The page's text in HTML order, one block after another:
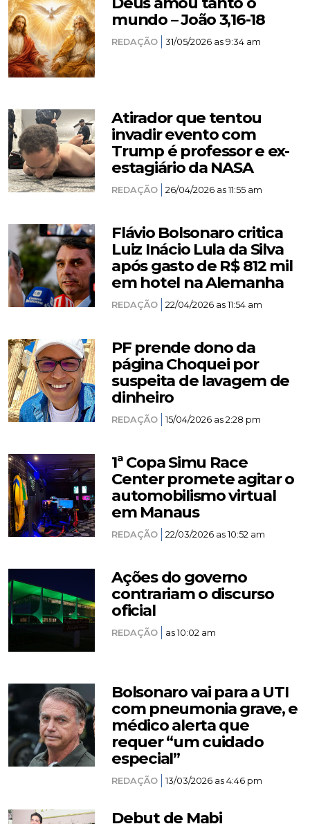
mundo – João 3,16-18
REDAÇÃO 31/05/2026 as 9:34 am
Atirador que tentou
invadir evento com
Trump é professor e ex-
estagiário da NASA
REDAÇÃO 26/04/2026 as 11:55 am
Flávio Bolsonaro critica
Luiz Inácio Lula da Silva
após gasto de R$ 812 mil
em hotel na Alemanha
REDAÇÃO 22/04/2026 as 11:54 am
PF prende dono da
página Choquei por
suspeita de lavagem de
dinheiro
REDAÇÃO 15/04/2026 as 2:28 pm
1ª Copa Simu Race
Center promete agitar o
automobilismo virtual
em Manaus
REDAÇÃO 22/03/2026 as 10:52 am
Ações do governo
contrariam o discurso
oficial
REDAÇÃO as 10:02 am
Bolsonaro vai para a UTI
com pneumonia grave, e
médico alerta que
requer “um cuidado
especial”
REDAÇÃO 13/03/2026 as 4:46 pm
Debut de Mabi